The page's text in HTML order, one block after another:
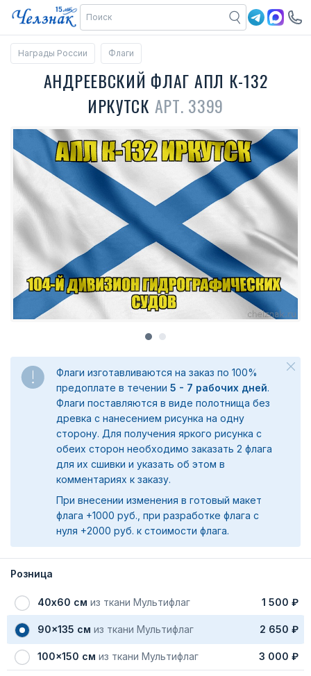
Награды России Флаги
АНДРЕЕВСКИЙ ФЛАГ АПЛ К-132
ИРКУТСК АРТ. 3399
Флаги изготавливаются на заказ по 100%
предоплате в течении 5 - 7 рабочих дней.
Флаги поставляются в виде полотнища без
древка с нанесением рисунка на одну
сторону. Для получения яркого рисунка с
обеих сторон необходимо заказать 2 флага
для их сшивки и указать об этом в
комментариях к заказу.
При внесении изменения в готовый макет
флага +1000 руб., при разработке флага с
нуля +2000 руб. к стоимости флага.
Розница
40х60 см из ткани Мультифлаг 1 500 ₽
90x135 см из ткани Мультифлаг 2 650 ₽
100x150 см из ткани Мультифлаг 3 000 ₽